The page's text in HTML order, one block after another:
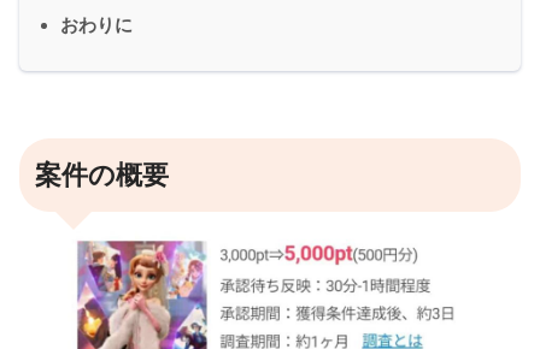
おわりに
案件の概要